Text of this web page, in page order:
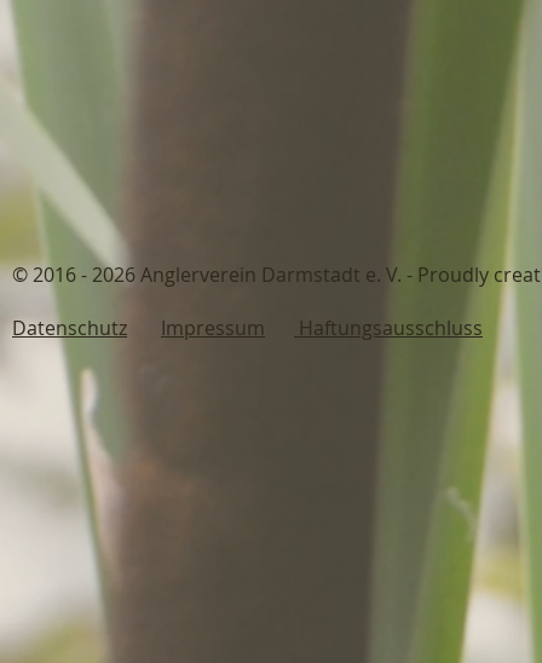
© 2016 - 2026 Anglerverein
Datenschutz
Impressum Haftungsausschluss